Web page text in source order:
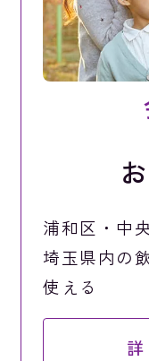
浦和区・中
埼玉県内の
使える